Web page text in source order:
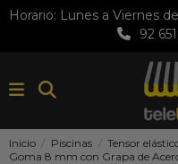
Horario: Lunes a Viernes
92
Inicio Piscinas
Tensor
Goma 8 mm con Grapa de